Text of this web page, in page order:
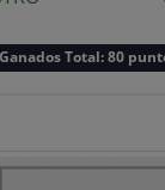
Total: 80